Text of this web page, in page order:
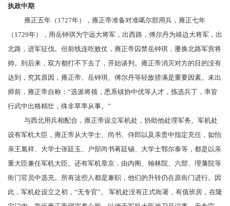
执政中期
雍正五年（1727年），雍正帝准备对准噶尔部用兵，雍正七年
（1729年），用岳钟琪为宁远大将军，出西路， 傅尔丹为靖边大将军，出
北路，进军征伐。但前线连吃败仗，雍正帝囚禁岳钟琪，屡换北路军营将
帅。到后来，双方都打不下去了，开始谈判。雍正帝消灭对方的目的没有
达到，究其原因，雍正帝、岳钟琪、傅尔丹等轻敌骄满是重要因素。未出
师前，雍正帝自称：“选派将领，悉系镇协中优等人才，拣选兵丁，率皆
行武中出格精壮，殊非草率从事。”
与西北用兵相配合，雍正帝设立军机处 ，协助他处理军务。军机处
设有军机大臣 ，雍正帝从 大学士 、尚书、 侍郎 以及亲贵中指定充任，如怡
亲王胤祥、大学士张廷玉 、户部尚书蒋廷锡 、大学士鄂尔泰等，都是以亲
重大臣兼任军机大臣。还有军机章京 ，由内阁、翰林院、六部、 理藩院等
衙门官员中选充。所有这些人都是兼职，他们的升转仍在原衙门进行。因
此，军机处设立之初，“无专官”。 军机处没有正式衙署，有值班房，在隆